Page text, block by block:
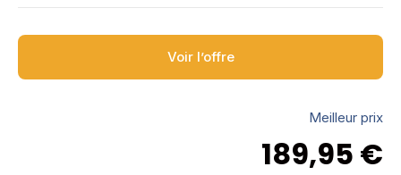
Voir l’offre
Meilleur prix
189,95 €